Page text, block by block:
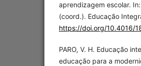
aprendizagem escolar.
(coord.). Educação
https://doi.org/10.4016/
PARO, V. H. Educação
educação para a